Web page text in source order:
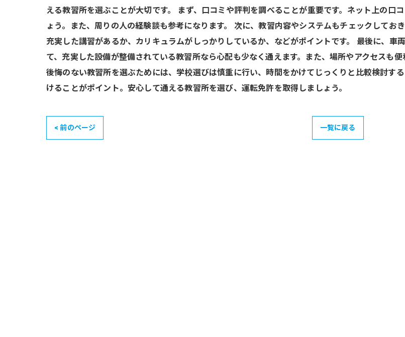
える教習所を選ぶことが大切です。 まず、口コミや評判を調べることが重要です。ネット上の口
ょう。また、周りの人の経験談も参考になります。 次に、教習内容やシステムもチェックしてお
充実した講習があるか、カリキュラムがしっかりしているか、などがポイントです。 最後に、車
て、充実した設備が整備されている教習所なら心配も少なく通えます。また、場所やアクセスも
後悔のない教習所を選ぶためには、学校選びは慎重に行い、時間をかけてじっくりと比較検討す
けることがポイント。安心して通える教習所を選び、運転免許を取得しましょう。
< 前のページ 一覧に戻る